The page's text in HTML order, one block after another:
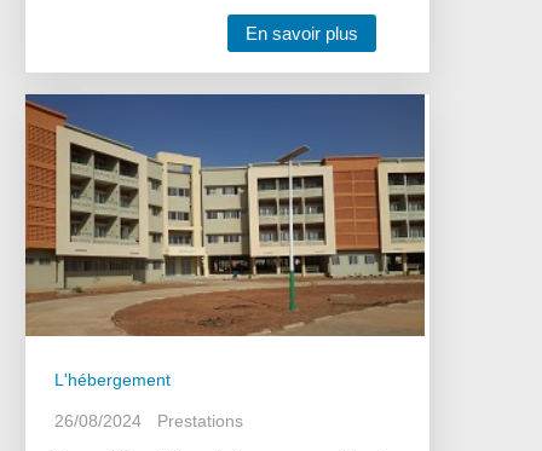
En savoir plus
L'hébergement
26/08/2024 Prestations